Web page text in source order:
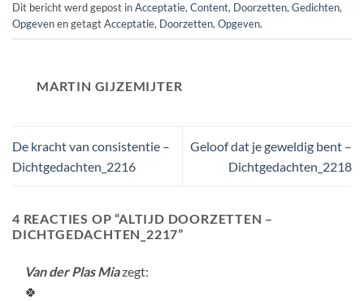
Dit bericht werd gepost inAcceptatie,Content, Doorzetten,Gedichten,
Opgevenen getagtAcceptatie, Doorzetten,Opgeven.
MARTIN GIJZEMIJTER
De kracht van consistentie –
Dichtgedachten_2216
Geloof dat je geweldig bent –
Dichtgedachten_2218
4 REACTIES OP “ALTIJD DOORZETTEN –
DICHTGEDACHTEN_2217”
Van der Plas Miazegt:
🍀